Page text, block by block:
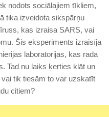
nodots sociālajiem tīkliem,
tika izveidota sikspārņu
kas izraisa SARS, vai
Šis eksperiments izraisīja
laboratorijas, kas rada
Tad nu laiks ķerties klāt un
tik tiesām to var uzskatīt
citiem?